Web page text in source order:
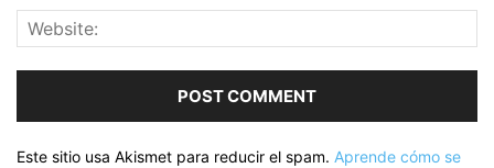
Este sitio usa Akismet para reducir el spam. Aprende cómo se